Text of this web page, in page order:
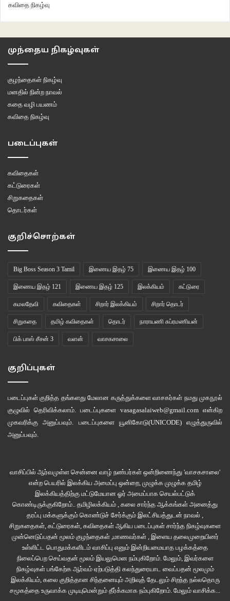
கவிதை நிகழ்வு
முந்தைய நிகழ்வுகள்
குழந்தைகள் நிகழ்வு
மனதில் நின்ற நாவல்
கதை வழி பயணம்
கவிதை நிகழ்வு
படைப்புகள்
கவிதைகள்
கட்டுரைகள்
சிறுகதைகள்
தொடர்கள்
குறிச்சொற்கள்
Big Boss Season 3 Tamil இணைய இதழ் 75 இணைய இதழ் 100
இணைய இதழ் 121 இணைய இதழ் 125 இலக்கியம் கட்டுரை
கமலதேவி கவிதைகள் சிறார் இலக்கியம் சிறார் தொடர்
சிறுகதை தமிழ் கவிதைகள் தொடர் நாராயணி சுப்ரமணியன்
பிக் பாஸ் சீசன் 3 வளன் வாசகசாலை
குறிப்புகள்
படைப்புகள் குறித்த தங்களது மேலான கருத்துக்களை வாசகர்கள் நமது முகநூல்
குழுவில் தெரிவிக்கலாம். படைப்புகளை vasagasalaiweb@gmail.com என்கிற
முகவரிக்கு அனுப்பவும். படைப்புகளை யூனிகோடு(UNICODE)எழுத்துருவில்
அனுப்பவும்.
வாசிப்பில் ஆர்வமுள்ள சென்னை வாழ் நண்பர்கள் ஒன்றிணைந்து 'வாசகசாலை'
என்ற பெயரில் இலக்கிய அமைப்பு ஒன்றை, முழுக்க முழுக்க தமிழ்
இலக்கியத்திற்கு மட்டுமேயான ஓர் அமைப்பாக செயல்பட்டுக்
கொண்டிருக்குகிறோம்.. தமிழிலக்கியம் , கலை சார்ந்த ஆக்கங்கள் அனைத்து
தரப்பு மக்களுக்கும் கொண்டுச் சேர்க்கும் இலட்சியத்துடன் நாவல் ,
சிறுகதைகள், கட்டுரைகள், கவிதைகள் ஆகிய படைப்புகள் சார்ந்த நிகழ்வுகளை
முன்னெடுப்பதன் மூலம் குழந்தைகள் ,மாணவர்கள் , இளைய தலைமுறையினர்
உள்ளிட்ட பொதுமக்களிடம் வாசிப்பு எனும் இன்றியமையாத பழக்கத்தை
நிலைப்பெற செய்வதன் மூலம் இயலுமென நம்புகிறோம். மேலும், இவர்களை
நிகழ்வுகள் பங்கேற்க ஆர்வம் ஏற்படுத்தி கலந்துரையாட வைப்பதன் மூலமும்
இலக்கியம், கலை குறித்தான சிந்தனையும் அறிவுத் தேடலும் சிறந்த நல்லதொரு
சமூகத்தை உருவாக்க முடியுமென்றும் தீர்க்கமாக நம்புகிறோம். மேலும் வாசிக்க...